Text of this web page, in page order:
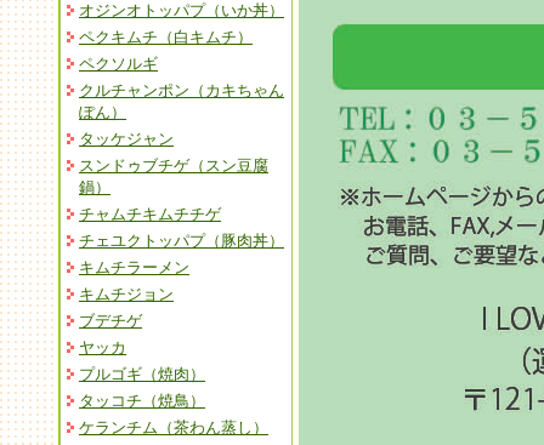
オジンオトッパプ（いか丼）
ペクキムチ（白キムチ）
ペクソルギ
クルチャンポン（カキちゃん
ぽん）
タッケジャン
スンドゥブチゲ（スン豆腐
鍋）
チャムチキムチチゲ
チェユクトッパプ（豚肉丼）
キムチラーメン
キムチジョン
ブデチゲ
ヤッカ
プルゴギ（焼肉）
タッコチ（焼鳥）
ケランチム（茶わん蒸し）